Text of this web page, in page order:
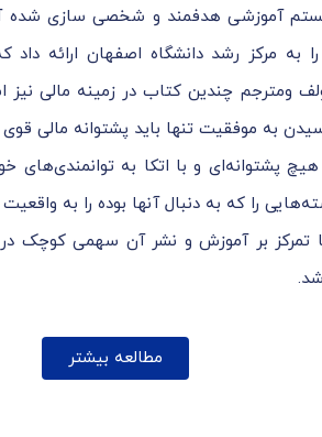
آموزشی هدفمند و شخصی سازی شده
مرکز رشد دانشگاه اصفهان ارائه داد
ومترجم چندین کتاب در زمینه مالی نیز
به موفقیت تنها باید پشتوانه مالی
هیچ پشتوانه‌ای و با اتکا به توانمندی‌های
را که به دنبال آنها بوده را به واقعیت
تمرکز بر آموزش و نشر آن سهمی کوچک در
مطالعه بیشتر